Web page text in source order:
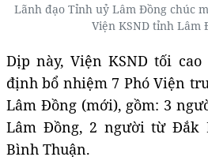
Lãnh đạo Tỉnh uỷ Lâm Đồng chúc
Viện KSND tỉnh Lâm
Dịp này, Viện KSND tối cao
định bổ nhiệm 7 Phó Viện
Lâm Đồng (mới), gồm: 3
Lâm Đồng, 2 người từ Đắk
Bình Thuận.